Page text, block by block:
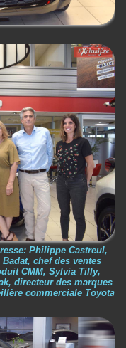
Philippe Castreul,
chef des ventes
CMM, Sylvia Tilly,
directeur des marques
commerciale Toyota